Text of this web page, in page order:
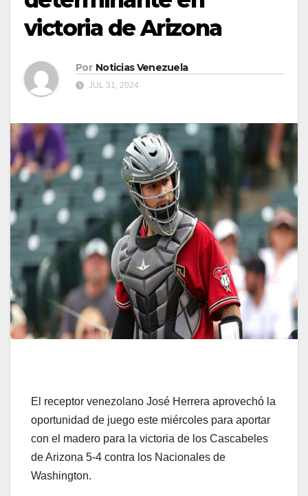
victoria de Arizona
Por Noticias Venezuela
JUL 31, 2024
El receptor venezolano José Herrera aprovechó la
oportunidad de juego este miércoles para aportar
con el madero para la victoria de los Cascabeles
de Arizona 5-4 contra los Nacionales de
Washington.